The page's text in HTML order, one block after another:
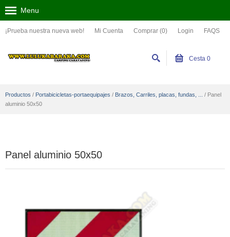
¡Prueba nuestra nueva web! Mi Cuenta Comprar (0) Login FAQS
Menu
Cesta 0
Productos / Portabicicletas-portaequipajes / Brazos, Carriles, placas, fundas, ... / Panel
aluminio 50x50
Panel aluminio 50x50